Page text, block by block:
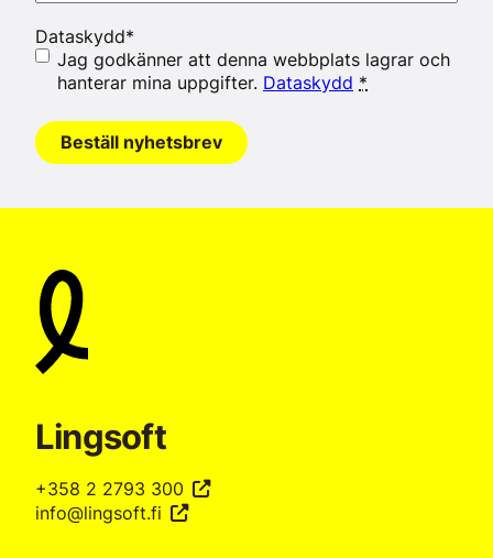
Dataskydd*
Jag godkänner att denna webbplats lagrar och
hanterar mina uppgifter. Dataskydd *
Beställ nyhetsbrev
Lingsoft
+358 2 2793 300
info@lingsoft.fi